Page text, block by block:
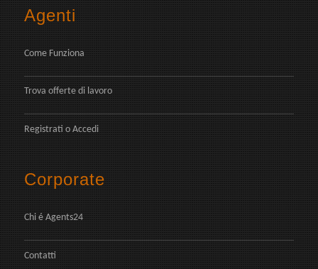
Agenti
Come Funziona
Trova offerte di lavoro
Registrati o Accedi
Corporate
Chi é Agents24
Contatti